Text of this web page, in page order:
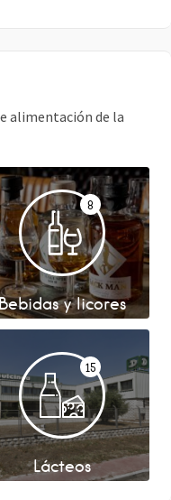
alimentación de la
8
y licores
15
Lácteos